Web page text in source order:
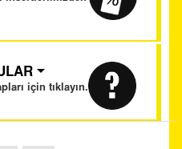
için tıklayın.